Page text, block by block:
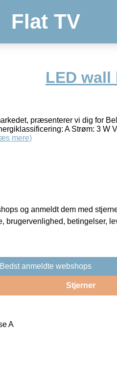
Flat TV
LED
præsenterer vi dig for
A Strøm: 3 W
mere)
og anmeldt dem med
brugervenlighed, betingelser,
Bedst anmeldte webshops
Stjerner
A